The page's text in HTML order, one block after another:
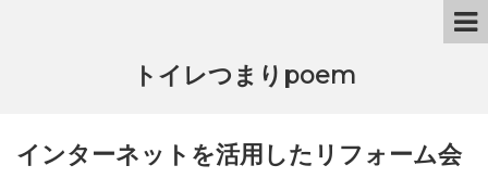
トイレつまりpoem
インターネットを活用したリフォーム会